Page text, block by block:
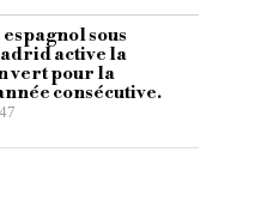
sous
active la
vert pour la
consécutive.